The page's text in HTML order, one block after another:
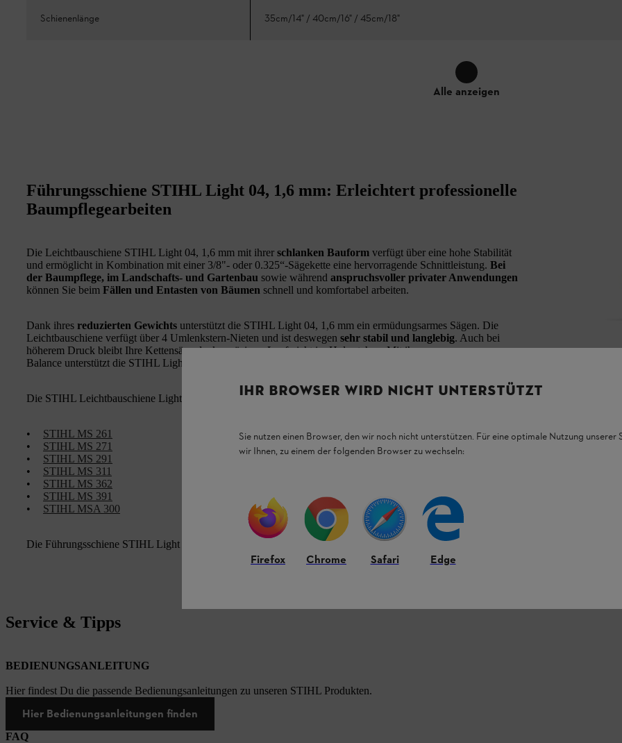
Schienenlänge 35cm/14" / 40cm/16" / 45cm/18"
Alle anzeigen
Führungsschiene STIHL Light 04, 1,6 mm: Erleichtert professionelle
Baumpflegearbeiten
Die Leichtbauschiene STIHL Light 04, 1,6 mm mit ihrer schlanken Bauform verfügt über eine hohe Stabilität
und ermöglicht in Kombination mit einer 3/8"- oder 0.325“-Sägekette eine hervorragende Schnittleistung. Bei
der Baumpflege, im Landschafts- und Gartenbau sowie während anspruchsvoller privater Anwendungen
können Sie beim Fällen und Entasten von Bäumen schnell und komfortabel arbeiten.
Dank ihres reduzierten Gewichts unterstützt die STIHL Light 04, 1,6 mm ein ermüdungsarmes Sägen. Die
Leichtbauschiene verfügt über 4 Umlenkstern-Nieten und ist deswegen sehr stabil und langlebig. Auch bei
höherem Druck bleibt Ihre Kettensäge danke präzisem Lauf nicht im Holz stehen. Mit ihrer ausgewogenen
Balance unterstützt die STIHL Light 04, 1,6 mm ein
Die STIHL Leichtbauschiene Light 04, 1,6 mm ist für folgende Benzin- und Akku-Motorsägen geeignet:
•
STIHL MS 261
•
STIHL MS 271
•
STIHL MS 291
•
STIHL MS 311
•
STIHL MS 362
•
STIHL MS 391
•
STIHL MSA 300
Die Führungsschiene STIHL Light 04, 1,6 mm ist in den Längen 35 cm, 40 cm, 45 cm und 50 cm
Service & Tipps
BEDIENUNGSANLEITUNG
Hier findest Du die passende Bedienungsanleitungen zu unseren STIHL Produkten.
Hier Bedienungsanleitungen finden
FAQ
IHR BROWSER WIRD NICHT UNTERSTÜTZT
Sie nutzen einen Browser, den wir noch nicht unterstützen. Für eine optimale Nutzung unserer
wir Ihnen, zu einem der folgenden Browser zu wechseln:
Firefox Chrome Safari Edge